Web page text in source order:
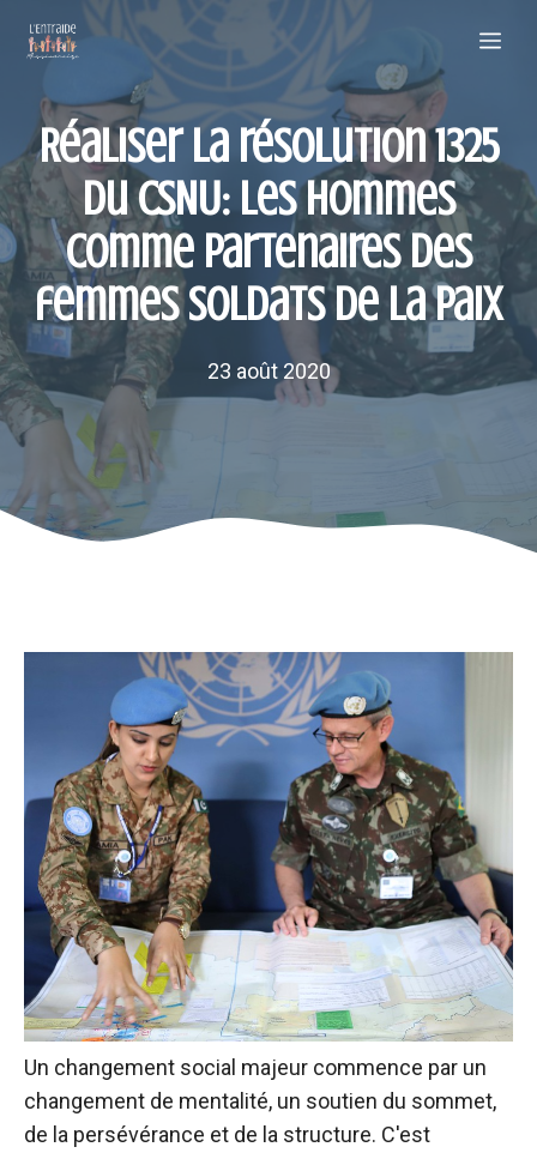
Réaliser la résolution 1325
du CSNU: les hommes
comme partenaires des
femmes soldats de la paix
23 août 2020
Un changement social majeur commence par un
changement de mentalité, un soutien du sommet,
de la persévérance et de la structure. C'est